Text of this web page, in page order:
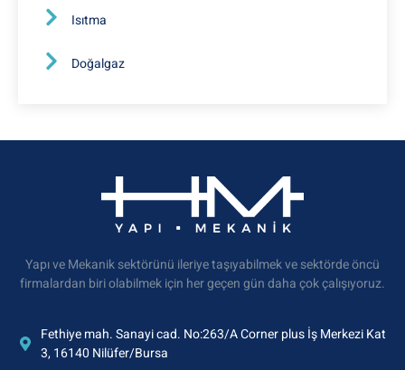
Isıtma
Doğalgaz
Yapı ve Mekanik sektörünü ileriye taşıyabilmek ve sektörde öncü
firmalardan biri olabilmek için her geçen gün daha çok çalışıyoruz.
Fethiye mah. Sanayi cad. No:263/A Corner plus İş Merkezi Kat
3, 16140 Nilüfer/Bursa